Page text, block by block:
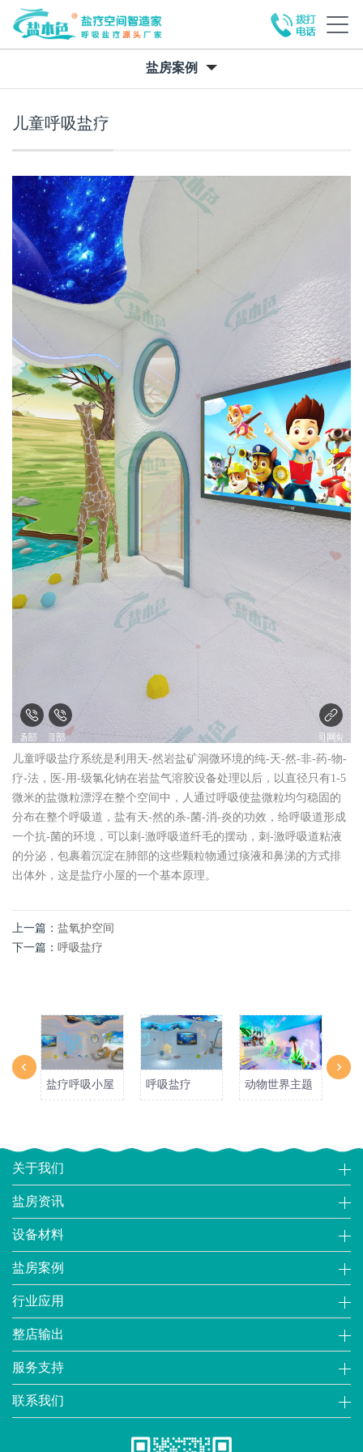
盐房案例
儿童呼吸盐疗
儿童呼吸盐疗系统是利用天-然岩盐矿洞微环境的纯-天-然-非-药-物-
疗-法，医-用-级氯化钠在岩盐气溶胶设备处理以后，以直径只有1-5
微米的盐微粒漂浮在整个空间中，人通过呼吸使盐微粒均匀稳固的
分布在整个呼吸道，盐有天-然的杀-菌-消-炎的功效，给呼吸道形成
一个抗-菌的环境，可以刺-激呼吸道纤毛的摆动，刺-激呼吸道粘液
的分泌，包裹着沉淀在肺部的这些颗粒物通过痰液和鼻涕的方式排
出体外，这是盐疗小屋的一个基本原理。
上一篇： 盐氧护空间
下一篇： 呼吸盐疗
盐疗呼吸小屋 呼吸盐疗 动物世界主题
关于我们
盐房资讯
设备材料
盐房案例
行业应用
整店输出
服务支持
联系我们